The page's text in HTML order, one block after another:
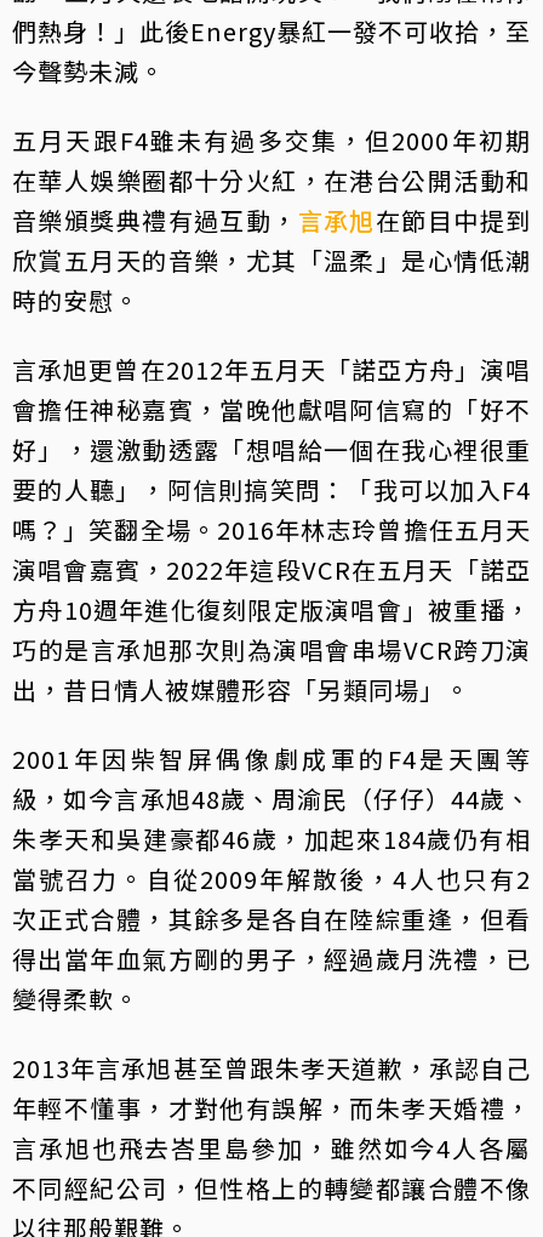
們熱身！」此後Energy暴紅一發不可收拾，至
今聲勢未減。
五月天跟F4雖未有過多交集，但2000年初期
在華人娛樂圈都十分火紅，在港台公開活動和
音樂頒獎典禮有過互動， 言承旭在節目中提到
欣賞五月天的音樂，尤其「溫柔」是心情低潮
時的安慰。
言承旭更曾在2012年五月天「諾亞方舟」演唱
會擔任神秘嘉賓，當晚他獻唱阿信寫的「好不
好」，還激動透露「想唱給一個在我心裡很重
要的人聽」，阿信則搞笑問：「我可以加入F4
嗎？」笑翻全場。2016年林志玲曾擔任五月天
演唱會嘉賓，2022年這段VCR在五月天「諾亞
方舟10週年進化復刻限定版演唱會」被重播，
巧的是言承旭那次則為演唱會串場VCR跨刀演
出，昔日情人被媒體形容「另類同場」。
2001年因柴智屏偶像劇成軍的F4是天團等
級，如今言承旭48歲、周渝民（仔仔）44歲、
朱孝天和吳建豪都46歲，加起來184歲仍有相
當號召力。自從2009年解散後，4人也只有2
次正式合體，其餘多是各自在陸綜重逢，但看
得出當年血氣方剛的男子，經過歲月洗禮，已
變得柔軟。
2013年言承旭甚至曾跟朱孝天道歉，承認自己
年輕不懂事，才對他有誤解，而朱孝天婚禮，
言承旭也飛去峇里島參加，雖然如今4人各屬
不同經紀公司，但性格上的轉變都讓合體不像
以往那般艱難。